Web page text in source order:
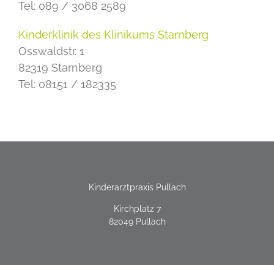
Tel: 089 / 3068 2589
Kinderklinik des Klinikums Starnberg
Osswaldstr. 1
82319 Starnberg
Tel: 08151 / 182335
Kinderarztpraxis Pullach
Kirchplatz 7
82049 Pullach